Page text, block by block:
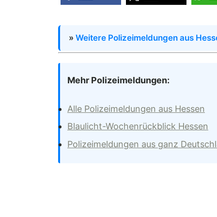
» Weitere Polizeimeldungen aus
Mehr Polizeimeldungen:
Alle Polizeimeldungen aus Hessen
Blaulicht-Wochenrückblick Hessen
Polizeimeldungen aus ganz